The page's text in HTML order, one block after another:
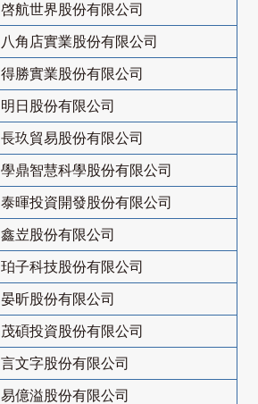
啓航世界股份有限公司
八角店實業股份有限公司
得勝實業股份有限公司
明日股份有限公司
長玖貿易股份有限公司
學鼎智慧科學股份有限公司
泰暉投資開發股份有限公司
鑫岦股份有限公司
珀子科技股份有限公司
晏昕股份有限公司
茂碩投資股份有限公司
言文字股份有限公司
易億溢股份有限公司